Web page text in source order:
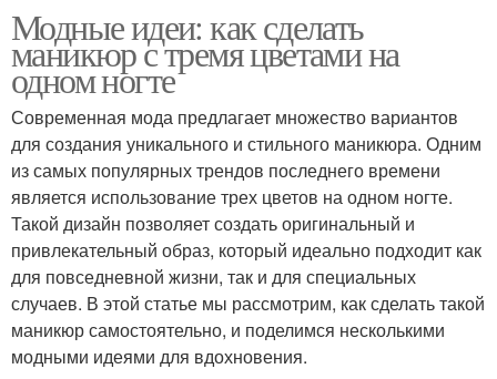
Модные идеи: как сделать
маникюр с тремя цветами на
одном ногте
Современная мода предлагает множество вариантов
для создания уникального и стильного маникюра. Одним
из самых популярных трендов последнего времени
является использование трех цветов на одном ногте.
Такой дизайн позволяет создать оригинальный и
привлекательный образ, который идеально подходит как
для повседневной жизни, так и для специальных
случаев. В этой статье мы рассмотрим, как сделать такой
маникюр самостоятельно, и поделимся несколькими
модными идеями для вдохновения.